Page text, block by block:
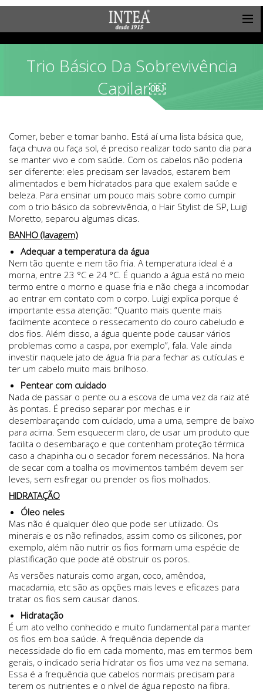
Trio Básico Da Sobrevivência
Capilar￼
Comer, beber e tomar banho. Está aí uma lista básica que,
faça chuva ou faça sol, é preciso realizar todo santo dia para
se manter vivo e com saúde. Com os cabelos não poderia
ser diferente: eles precisam ser lavados, estarem bem
alimentados e bem hidratados para que exalem saúde e
beleza. Para ensinar um pouco mais sobre como cumpir
com o trio básico da sobrevivência, o Hair Stylist de SP, Luigi
Moretto, separou algumas dicas.
BANHO (lavagem)
Adequar a temperatura da água
Nem tão quente e nem tão fria. A temperatura ideal é a
morna, entre 23 °C e 24 °C. É quando a água está no meio
termo entre o morno e quase fria e não chega a incomodar
ao entrar em contato com o corpo. Luigi explica porque é
importante essa atenção: “Quanto mais quente mais
facilmente acontece o ressecamento do couro cabeludo e
dos fios. Além disso, a água quente pode causar vários
problemas como a caspa, por exemplo”, fala. Vale ainda
investir naquele jato de água fria para fechar as cutículas e
ter um cabelo muito mais brilhoso.
Pentear com cuidado
Nada de passar o pente ou a escova de uma vez da raiz até
às pontas. É preciso separar por mechas e ir
desembaraçando com cuidado, uma a uma, sempre de baixo
para acima. Sem esquecerm claro, de usar um produto que
facilita o desembaraço e que contenham proteção térmica
caso a chapinha ou o secador forem necessários. Na hora
de secar com a toalha os movimentos também devem ser
leves, sem esfregar ou prender os fios molhados.
HIDRATAÇÃO
Óleo neles
Mas não é qualquer óleo que pode ser utilizado. Os
minerais e os não refinados, assim como os silicones, por
exemplo, além não nutrir os fios formam uma espécie de
plastificação que pode até obstruir os poros.
As versões naturais como argan, coco, amêndoa,
macadamia, etc são as opções mais leves e eficazes para
tratar os fios sem causar danos.
Hidratação
É um ato velho conhecido e muito fundamental para manter
os fios em boa saúde. A frequência depende da
necessidade do fio em cada momento, mas em termos bem
gerais, o indicado seria hidratar os fios uma vez na semana.
Essa é a frequência que cabelos normais precisam para
terem os nutrientes e o nível de água reposto na fibra.